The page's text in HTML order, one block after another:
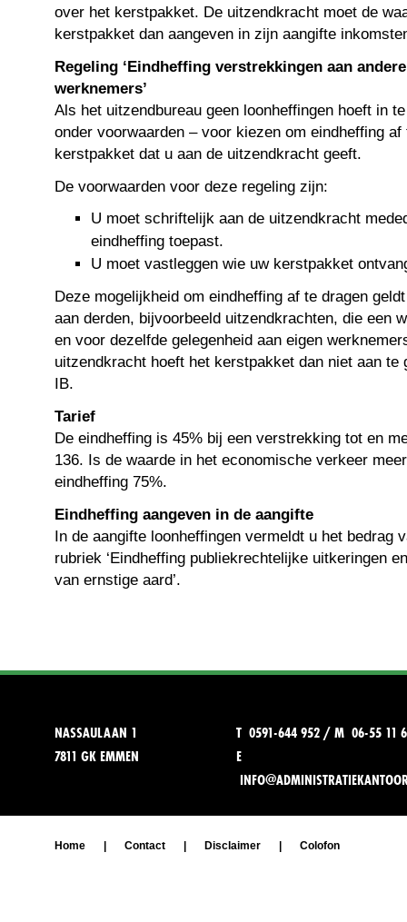
over het kerstpakket. De uitzendkracht moet de
kerstpakket dan aangeven in zijn aangifte
Regeling ‘Eindheffing verstrekkingen aan
werknemers’
Als het uitzendbureau geen loonheffingen hoeft in
onder voorwaarden – voor kiezen om eindheffing
kerstpakket dat u aan de uitzendkracht geeft.
De voorwaarden voor deze regeling zijn:
U moet schriftelijk aan de uitzendkracht
eindheffing toepast.
U moet vastleggen wie uw kerstpakket
Deze mogelijkheid om eindheffing af te dragen
aan derden, bijvoorbeeld uitzendkrachten, die een
en voor dezelfde gelegenheid aan eigen
uitzendkracht hoeft het kerstpakket dan niet aan te
IB.
Tarief
De eindheffing is 45% bij een verstrekking tot en
136. Is de waarde in het economische verkeer
eindheffing 75%.
Eindheffing aangeven in de aangifte
In de aangifte loonheffingen vermeldt u het bedrag
rubriek ‘Eindheffing publiekrechtelijke uitkeringen
van ernstige aard’.
NASSAULAAN 1
7811 GK EMMEN
T 0591-644 952 / M 06-55 11
E
Home Contact Disclaimer Colofon